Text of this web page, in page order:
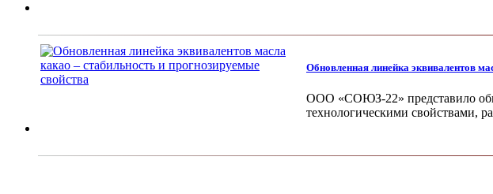
Обновленная линейка эквивалентов
ООО «СОЮЗ-22» представило
технологическими свойствами,